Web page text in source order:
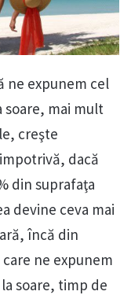
ne expunem cel
soare, mai mult
creşte
dacă
din suprafaţa
devine ceva mai
încă din
ne expunem
soare, timp de